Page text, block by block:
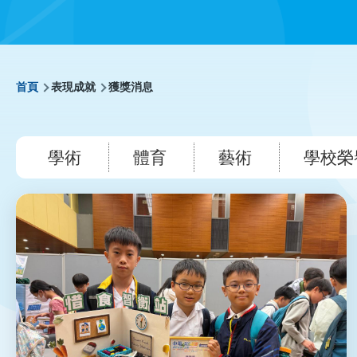
導
航
連
結
首頁 表現成就 獲獎消息
學術 體育 藝術 學校